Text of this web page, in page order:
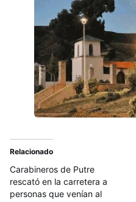
Relacionado
Carabineros de Putre
rescató en la carretera a
personas que venían al